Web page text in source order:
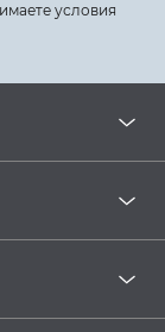
условия